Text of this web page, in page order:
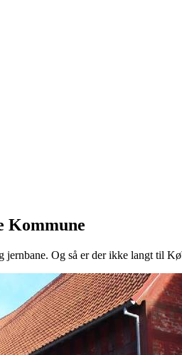
Kommune
Og så er der ikke langt til